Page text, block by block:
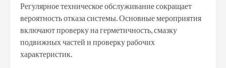
Регулярное техническое обслуживание сокращает
вероятность отказа системы. Основные мероприятия
включают проверку на герметичность, смазку
подвижных частей и проверку рабочих
характеристик.